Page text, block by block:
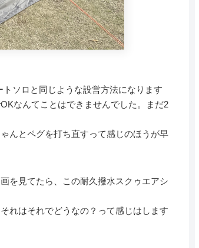
ソロと同じような設営方法になります
なんてことはできませんでした。まだ2
んとペグを打ち直すって感じのほうが早
を見てたら、この耐久撥水スクゥエアシ
れはそれでどうなの？って感じはします